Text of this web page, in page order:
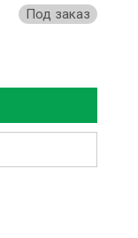
Под заказ